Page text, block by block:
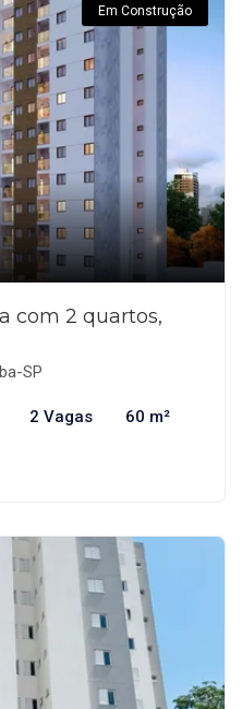
Em Construção
com 2 quartos,
SP
2 Vagas 60 m²